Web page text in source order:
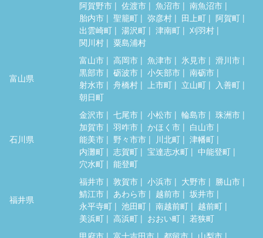
阿賀野市
佐渡市 魚沼市
南魚沼市
胎内市
聖籠町 弥彦村 田上町
阿賀町
出雲崎町
湯沢町 津南町
刈羽村
関川村
粟島浦村
富山県
富山市 高岡市 魚津市 氷見市
滑川市
黒部市
砺波市 小矢部市
南砺市
射水市
舟橋村 上市町 立山町
入善町
朝日町
石川県
金沢市 七尾市 小松市 輪島市
珠洲市
加賀市
羽咋市 かほく市
白山市
能美市
野々市市 川北町
津幡町
内灘町
志賀町 宝達志水町
中能登町
穴水町
能登町
福井県
福井市 敦賀市 小浜市 大野市
勝山市
鯖江市
あわら市 越前市
坂井市
永平寺町
池田町 南越前町
越前町
美浜町
高浜町 おおい町 若狭町
甲府市 富士吉田市 都留市
山梨市